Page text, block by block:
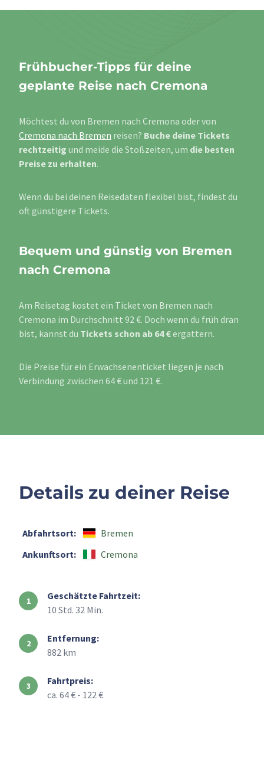
Frühbucher-Tipps für deine
geplante Reise nach Cremona
Möchtest du von Bremen nach Cremona oder von
Cremona nach Bremen reisen? Buche deine Tickets
rechtzeitig und meide die Stoßzeiten, um die besten
Preise zu erhalten.
Wenn du bei deinen Reisedaten flexibel bist, findest du
oft günstigere Tickets.
Bequem und günstig von Bremen
nach Cremona
Am Reisetag kostet ein Ticket von Bremen nach
Cremona im Durchschnitt 92 €. Doch wenn du früh dran
bist, kannst du Tickets schon ab 64 €ergattern.
Die Preise für ein Erwachsenenticket liegen je nach
Verbindung zwischen 64 € und 121 €.
Details zu deiner Reise
Abfahrtsort:
Bremen
Ankunftsort:
Cremona
Geschätzte Fahrtzeit:
10 Std. 32 Min.
Entfernung:
882 km
Fahrtpreis:
ca. 64 € - 122 €